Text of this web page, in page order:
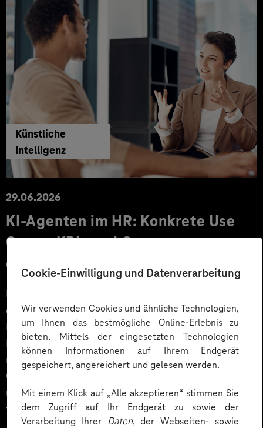
Cookie-Einwilligung und Datenverarbeitung
Wir verwenden Cookies und ähnliche Technologien,
um Ihnen das bestmögliche Online-Erlebnis zu
bieten. Mittels der eingesetzten Technologien
können Informationen auf Ihrem Endgerät
gespeichert, angereichert und gelesen werden.
Mit einem Klick auf „Alle akzeptieren“ stimmen Sie
dem Zugriff auf Ihr Endgerät zu sowie der
Verarbeitung Ihrer Daten, der Webseiten- sowie
Künstliche
Intelligenz
29.06.2026
KI‑Agenten im HR: Konkrete Use
Cases, KPIs und Governance
entlang der Employee Journey
KI‑Agenten im HR sind mehr als Chatbots: Sie
orchestrieren Prozesse entlang der gesamten
Employee Journey und schaffen messbaren Business
Impact. Der Beitrag zeigt konkrete Use Cases,
relevante KPIs für den Mittelstand sowie
Governance‑Leitplanken zu EU AI Act und DSGVO –
und liefert ein praxisnahes Priorisierungsframework
für HR‑Entscheider*innen.